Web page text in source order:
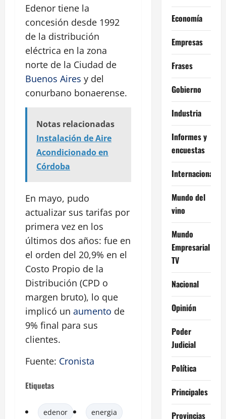
Edenor tiene la
concesión desde 1992
de la distribución
eléctrica en la zona
norte de la Ciudad de
Buenos Aires y del
conurbano bonaerense.
Notas relacionadas
Instalación de Aire
Acondicionado en
Córdoba
En mayo, pudo
actualizar sus tarifas por
primera vez en los
últimos dos años: fue en
el orden del 20,9% en el
Costo Propio de la
Distribución (CPD o
margen bruto), lo que
implicó un aumento de
9% final para sus
clientes.
Fuente: Cronista
Etiquetas
edenor energia
Economía
Empresas
Frases
Gobierno
Industria
Informes y
encuestas
Internacional
Mundo del
vino
Mundo
Empresarial
TV
Nacional
Opinión
Poder
Judicial
Política
Principales
Provincias